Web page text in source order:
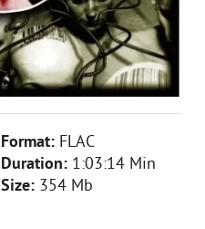
Format: FLAC
Duration: 1:03:14 Min
Size: 354 Mb